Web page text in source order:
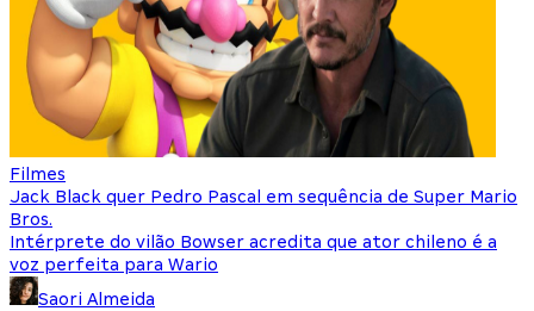
Filmes
Jack Black quer Pedro Pascal em sequência de Super Mario
Bros.
Intérprete do vilão Bowser acredita que ator chileno é a
voz perfeita para Wario
Saori Almeida